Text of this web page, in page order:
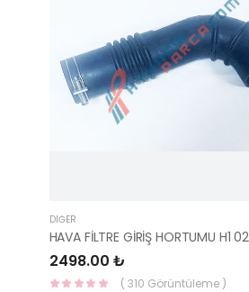
DIĞER
2498.00 ₺
( 310 Görüntüleme )